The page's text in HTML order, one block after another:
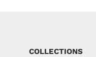
COLLECTIONS